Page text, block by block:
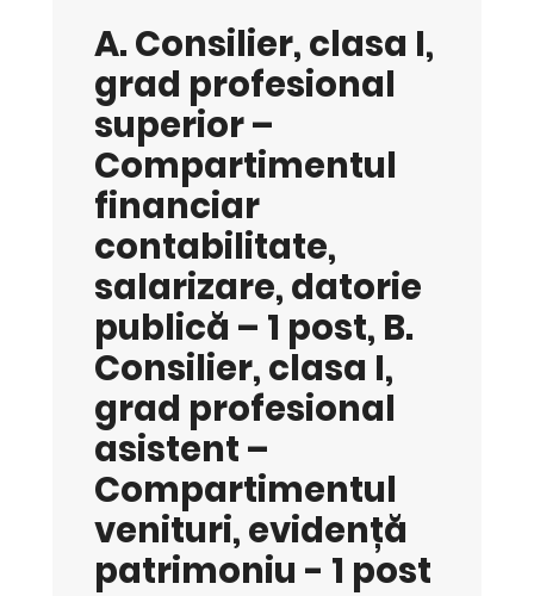
A. Consilier, clasa I,
grad profesional
superior –
Compartimentul
financiar
contabilitate,
salarizare, datorie
publică – 1 post, B.
Consilier, clasa I,
grad profesional
asistent –
Compartimentul
venituri, evidență
patrimoniu - 1 post